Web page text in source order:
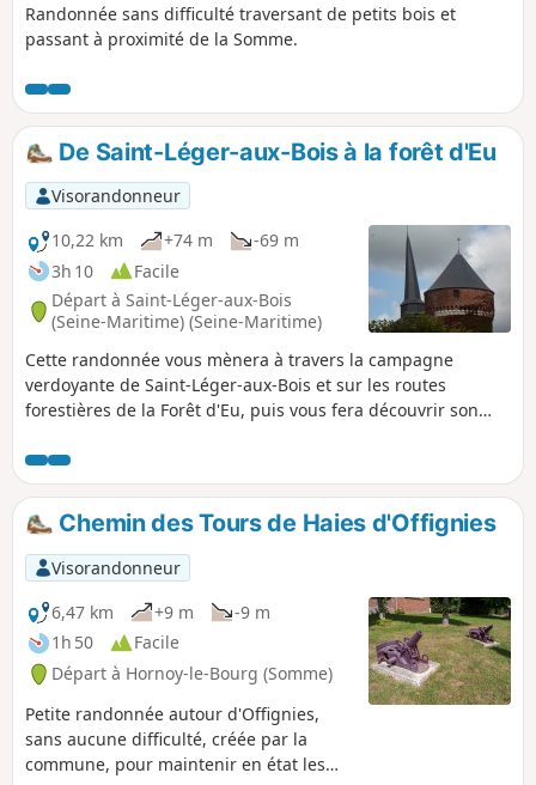
Randonnée sans difficulté traversant de petits bois et
passant à proximité de la Somme.
De Saint-Léger-aux-Bois à la forêt d'Eu
Visorandonneur
10,22 km
+74 m
-69 m
3h 10
Facile
Départ à Saint-Léger-aux-Bois
(Seine-Maritime) (Seine-Maritime)
Cette randonnée vous mènera à travers la campagne
verdoyante de Saint-Léger-aux-Bois et sur les routes
forestières de la Forêt d'Eu, puis vous fera découvrir son
l'église Saint-Léger d'Autun au clocher penché.
Chemin des Tours de Haies d'Offignies
Visorandonneur
6,47 km
+9 m
-9 m
1h 50
Facile
Départ à Hornoy-le-Bourg (Somme)
Petite randonnée autour d'Offignies,
sans aucune difficulté, créée par la
commune, pour maintenir en état les